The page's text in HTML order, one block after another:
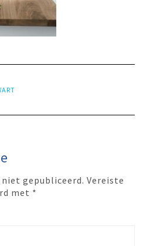
gepubliceerd. Vereiste
met *